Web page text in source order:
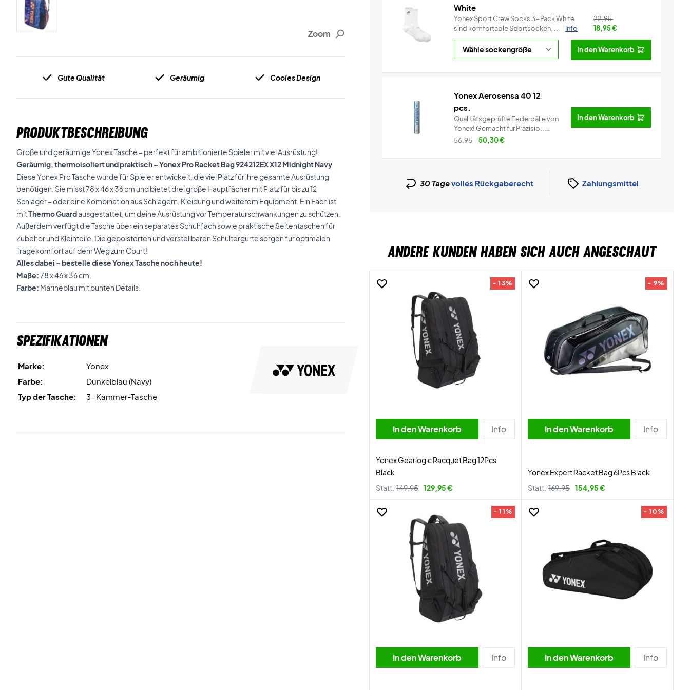
Zoom
Gute Qualität Geräumig Cooles Design
PRODUKTBESCHREIBUNG
Große und geräumige Yonex Tasche – perfekt für ambitionierte Spieler mit viel Ausrüstung!
Geräumig, thermoisoliert und praktisch – Yonex Pro Racket Bag 924212EX X12 Midnight Navy
Diese Yonex Pro Tasche wurde für Spieler entwickelt, die viel Platz für ihre gesamte Ausrüstung
benötigen. Sie misst 78 x 46 x 36 cm und bietet drei große Hauptfächer mit Platz für bis zu 12
Schläger – oder eine Kombination aus Schlägern, Kleidung und weiterem Equipment. Ein Fach ist
mitThermo Guardausgestattet, um deine Ausrüstung vor Temperaturschwankungen zu schützen.
Außerdem verfügt die Tasche über ein separates Schuhfach sowie praktische Seitentaschen für
Zubehör und Kleinteile. Die gepolsterten und verstellbaren Schultergurte sorgen für optimalen
Tragekomfort auf dem Weg zum Court!
Alles dabei – bestelle diese Yonex Tasche noch heute!
Maße:78 x 46 x 36 cm.
Farbe: Marineblau mit bunten Details.
Spezifikationen
Marke:
Yonex
Farbe:
Dunkelblau (Navy)
Typ der Tasche:
3-Kammer-Tasche
White
Yonex Sport Crew Socks 3-Pack White
sind komfortable Sportsocken, ...
Info
22,95
18,95€
In den Warenkorb
Yonex Aerosensa 40 12
pcs.
Qualitätsgeprüfte Federbälle von
Yonex! Gemacht für Präzisio...
Info
56,95 50,30€
In den Warenkorb
30 Tagevolles Rückgaberecht Zahlungsmittel
ANDERE KUNDEN HABEN SICH AUCH ANGESCHAUT
- 13%
In den Warenkorb Info
Yonex Gearlogic Racquet Bag 12Pcs
Black
Statt: 149,95 129,95 €
- 9%
In den Warenkorb Info
Yonex Expert Racket Bag 6Pcs Black
Statt: 169,95 154,95 €
- 11%
In den Warenkorb Info
- 10%
In den Warenkorb Info